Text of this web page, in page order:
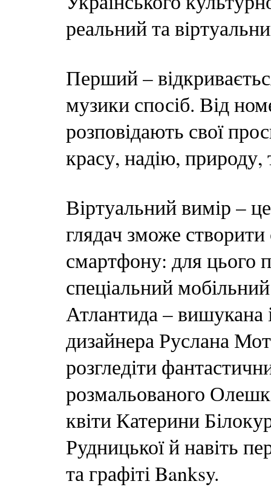
реальний та
Перший –
музики спосіб. Від
розповідають свої
красу, надію, природу,
Віртуальний вимір –
глядач зможе
смартфону: для цього
спеціальний
Атлантида – вишукана
дизайнера Руслана
розгледіти
розмальованого
квіти Катерини
Рудницької й навіть
та графіті Banksy.